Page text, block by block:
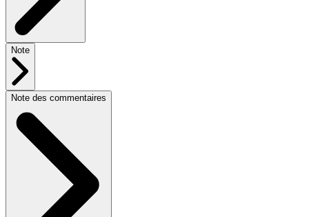
Note
Note des commentaires